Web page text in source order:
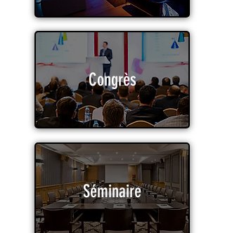
Congrès
Séminaire